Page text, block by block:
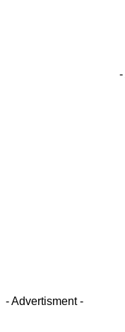
-
- Advertisment -